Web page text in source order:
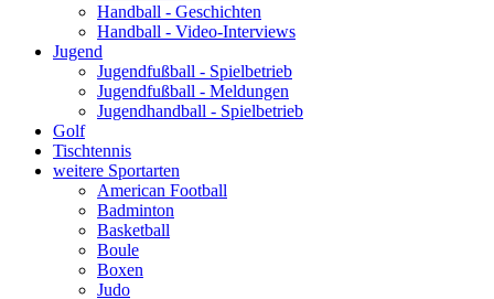
Handball - Geschichten
Handball - Video-Interviews
Jugend
Jugendfußball - Spielbetrieb
Jugendfußball - Meldungen
Jugendhandball - Spielbetrieb
Golf
Tischtennis
weitere Sportarten
American Football
Badminton
Basketball
Boule
Boxen
Judo